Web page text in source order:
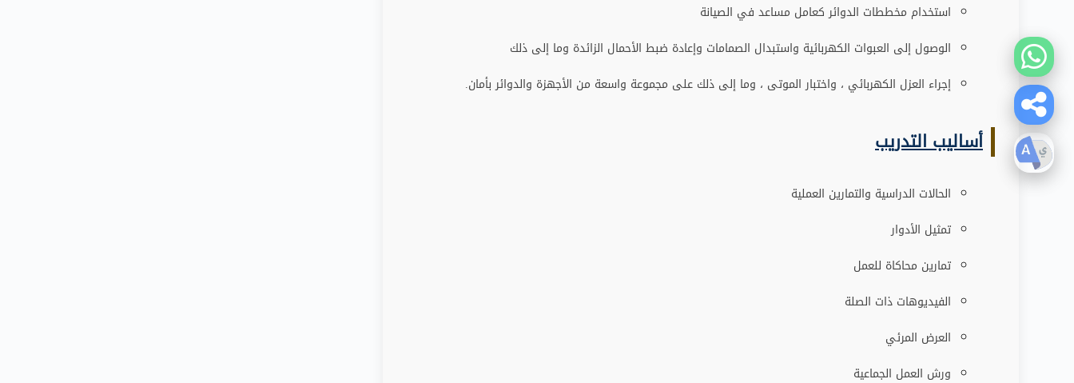
استخدام مخططات الدوائر كعامل مساعد في الصيانة
الوصول إلى العبوات الكهربائية واستبدال الصمامات وإعادة ضبط الأحمال الزائدة وما إلى ذلك
إجراء العزل الكهربائي ، واختبار الموتى ، وما إلى ذلك على مجموعة واسعة من الأجهزة والدوائر بأمان.
أساليب التدريب
الحالات الدراسية والتمارين العملية
تمثيل الأدوار
تمارين محاكاة للعمل
الفيديوهات ذات الصلة
العرض المرئي
ورش العمل الجماعية